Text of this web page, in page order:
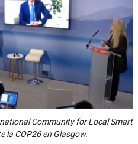
Community for Local Smart
la COP26 en Glasgow.